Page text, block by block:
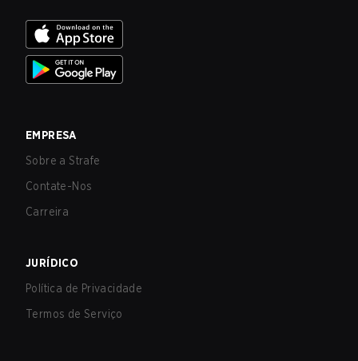
EMPRESA
Sobre a Strafe
Contate-Nos
Carreira
JURÍDICO
Política de Privacidade
Termos de Serviço